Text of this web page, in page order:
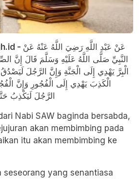
- عَنْ عَبْدِ اللَّهِ رَضِيَ اللَّهُ عَنْهُ عَنْ
النَّبِيِّ صَلَّى اللَّهُ عَلَيْهِ وَسَلَّمَ قَالَ إِنَّ
الْبِرَّ يَهْدِي إِلَى الْجَنَّةِ وَإِنَّ الرَّجُلَ
الْكَذِبَ يَهْدِي إِلَى الْفُجُورِ وَإِنَّ
الرَّجُلَ لَيَكْذِبُ
Nabi SAW baginda bersabda,
akan membimbing pada
itu akan membimbing ke
seseorang yang senantiasa